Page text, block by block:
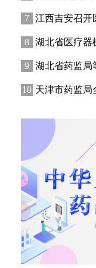
江西吉安召开
湖北省医疗器
湖北省药监局
天津市药监局